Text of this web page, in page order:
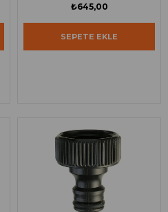
₺645,00
SEPETE EKLE